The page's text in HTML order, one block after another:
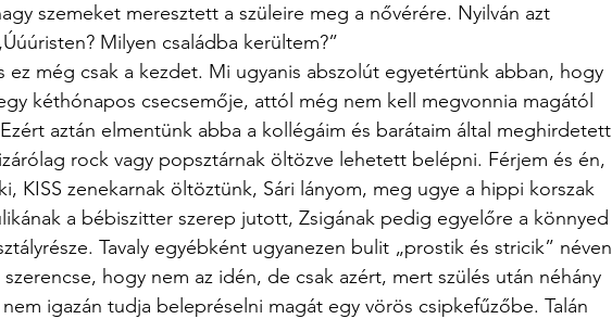
szemeket meresztett a szüleire meg a nővérére. Nyilván azt
Milyen családba kerültem?”
ez még csak a kezdet. Mi ugyanis abszolút egyetértünk abban, hogy
kéthónapos csecsemője, attól még nem kell megvonnia magától
aztán elmentünk abba a kollégáim és barátaim által meghirdetett
rock vagy popsztárnak öltözve lehetett belépni. Férjem és én,
KISS zenekarnak öltöztünk, Sári lányom, meg ugye a hippi korszak
a bébiszitter szerep jutott, Zsigának pedig egyelőre a könnyed
Tavaly egyébként ugyanezen bulit „prostik és stricik” néven
hogy nem az idén, de csak azért, mert szülés után néhány
igazán tudja belepréselni magát egy vörös csipkefűzőbe. Talán